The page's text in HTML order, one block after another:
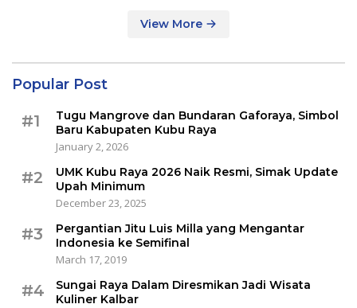
View More
Popular Post
#1
Tugu Mangrove dan Bundaran Gaforaya, Simbol
Baru Kabupaten Kubu Raya
January 2, 2026
#2
UMK Kubu Raya 2026 Naik Resmi, Simak Update
Upah Minimum
December 23, 2025
#3
Pergantian Jitu Luis Milla yang Mengantar
Indonesia ke Semifinal
March 17, 2019
#4
Sungai Raya Dalam Diresmikan Jadi Wisata
Kuliner Kalbar